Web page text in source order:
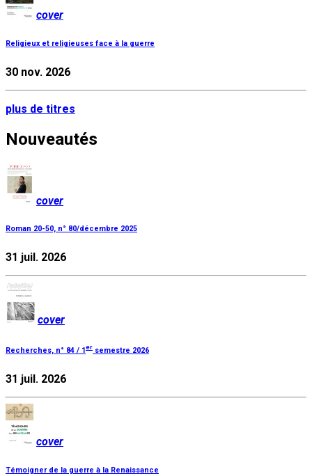
cover
Religieux et religieuses face à la guerre
30 nov. 2026
plus de titres
Nouveautés
cover
Roman 20-50, n° 80/décembre 2025
31 juil. 2026
cover
Recherches, n° 84 / 1er semestre 2026
31 juil. 2026
cover
Témoigner de la guerre à la Renaissance